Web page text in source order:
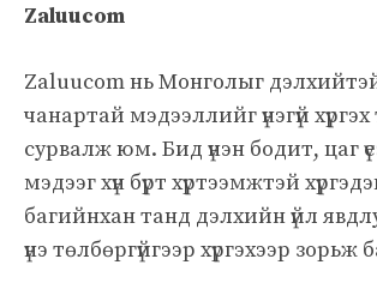
Zaluucom
Zaluucom нь Монголыг
чанартай мэдээллийг үнэгүй
сурвалж юм. Бид үнэн бодит, цаг
мэдээг хүн бүрт хүртээмжтэй
багийнхан танд дэлхийн үйл
үнэ төлбөргүйгээр хүргэхээр зорьж